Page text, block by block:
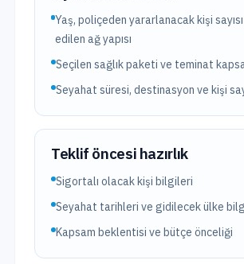
Yaş, poliçeden yararlanacak kişi
edilen ağ yapısı
Seçilen sağlık paketi ve teminat
Seyahat süresi, destinasyon ve kişi
Teklif öncesi hazırlık
Sigortalı olacak kişi bilgileri
Seyahat tarihleri ve gidilecek ülke
Kapsam beklentisi ve bütçe önceliği